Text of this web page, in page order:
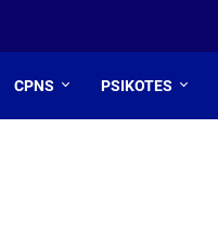
CPNS PSIKOTES